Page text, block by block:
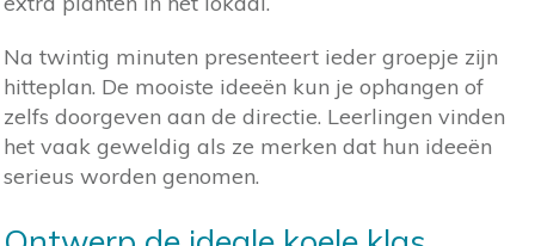
Na twintig minuten presenteert ieder groepje zijn
hitteplan. De mooiste ideeën kun je ophangen of
zelfs doorgeven aan de directie. Leerlingen vinden
het vaak geweldig als ze merken dat hun ideeën
serieus worden genomen.